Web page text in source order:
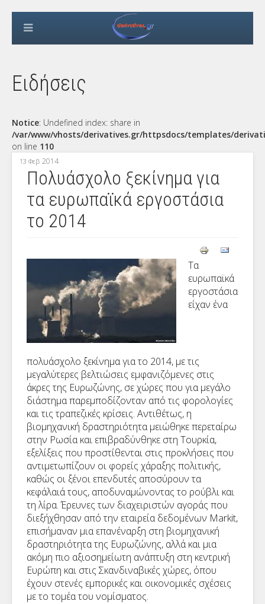
Ειδήσεις
Notice: Undefined index: share in
/var/www/vhosts/derivatives.gr/httpsdocs/templates/
on line 110
13 Φεβ 2014
Πολυάσχολο ξεκίνημα για
τα ευρωπαϊκά εργοστάσια
το 2014
Τα
ευρωπαϊκά
εργοστάσια
είχαν ένα
πολυάσχολο ξεκίνημα για το 2014, με τις
μεγαλύτερες βελτιώσεις εμφανιζόμενες στις
άκρες της Ευρωζώνης, σε χώρες που για μεγάλο
διάστημα παρεμποδίζονταν από τις φορολογίες
και τις τραπεζικές κρίσεις. Αντιθέτως, η
βιομηχανική δραστηριότητα μειώθηκε περεταίρω
στην Ρωσία και επιβραδύνθηκε στη Τουρκία,
εξελίξεις που προστίθενται στις προκλήσεις που
αντιμετωπίζουν οι φορείς χάραξης πολιτικής,
καθώς οι ξένοι επενδυτές αποσύρουν τα
κεφάλαιά τους, αποδυναμώνοντας το ρούβλι και
τη λίρα. Έρευνες των διαχειριστών αγοράς που
διεξήχθησαν από την εταιρεία δεδομένων Markit,
επισήμαναν μια επανέναρξη στη βιομηχανική
δραστηριότητα της Ευρωζώνης, αλλά και μια
ακόμη πιο αξιοσημείωτη ανάπτυξη στη κεντρική
Ευρώπη και στις Σκανδιναβικές χώρες, όπου
έχουν στενές εμπορικές και οικονομικές σχέσεις
με το τομέα του νομίσματος.